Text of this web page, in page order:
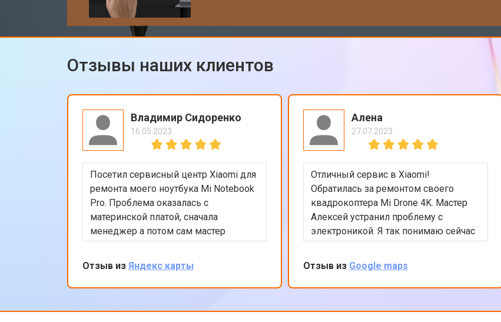
Отзывы наших клиентов
Владимир Сидоренко
16.05.2023
Посетил сервисный центр Xiaomi для
ремонта моего ноутбука Mi Notebook
Pro. Проблема оказалась с
материнской платой, сначала
менеджер а потом сам мастер
подробно объяснили процесс
ремонта. Утром оставил заявку, в
обед курьер приехал и к вечеру
ноутбук был готов-очень быстро.
качеством ремонта.
Отзыв из Яндекс карты
Алена
27.07.2023
Отличный сервис в Xiaomi!
Обратилась за ремонтом своего
квадрокоптера Mi Drone 4K. Мастер
Алексей устранил проблему с
электроникой. Я так понимаю сейчас
квадрокоптеры часто в сервсиы
прилетают на ремонт и цены на них
взлетели ай-ай. Вообще в сервисе
все было сделано быстро и
приемлемой с учетом нынешних цен
Отзыв из Google maps